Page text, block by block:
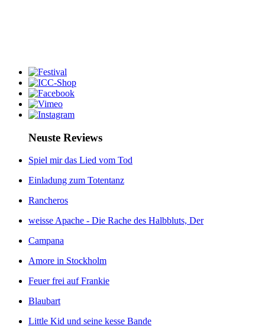
Neuste Reviews
Spiel mir das Lied vom Tod
Einladung zum Totentanz
Rancheros
weisse Apache - Die Rache des Halbbluts, Der
Campana
Amore in Stockholm
Feuer frei auf Frankie
Blaubart
Little Kid und seine kesse Bande